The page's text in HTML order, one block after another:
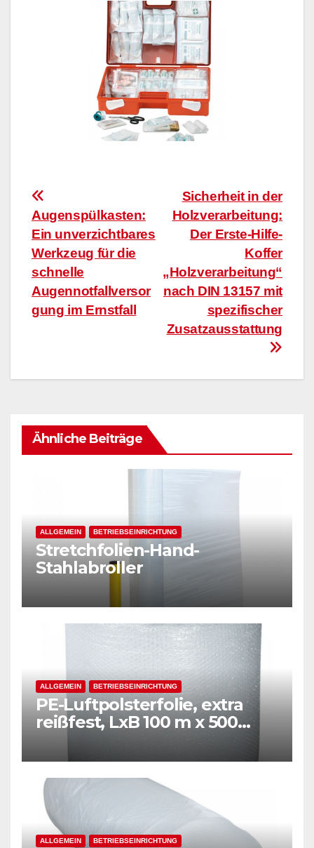
BeitragsnavigationSicherheit in der
Holzverarbeitung:
Der Erste-Hilfe-
Koffer
„Holzverarbeitung“
nach DIN 13157 mit
spezifischer
Zusatzausstattung
Augenspülkasten:
Ein unverzichtbares
Werkzeug für die
schnelle
Augennotfallversor
gung im Ernstfall
Ähnliche Beiträge
ALLGEMEIN BETRIEBSEINRICHTUNG
Stretchfolien-Hand-
Stahlabroller
ALLGEMEIN BETRIEBSEINRICHTUNG
PE-Luftpolsterfolie, extra
reißfest, LxB 100 m x 500
mm, Stärke 50 mµ, 2-Schicht-
Folie, transparent
ALLGEMEIN BETRIEBSEINRICHTUNG